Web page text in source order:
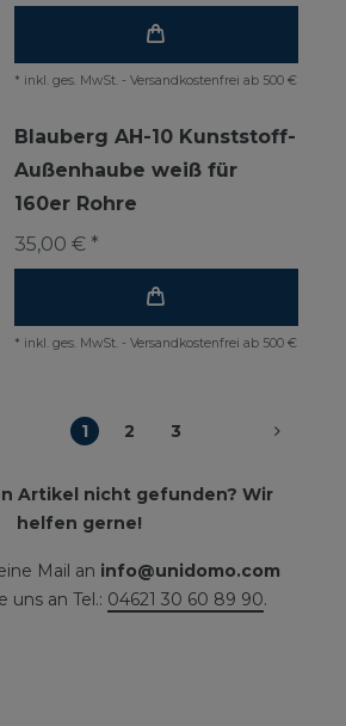
* inkl. ges. MwSt. - Versandkostenfrei ab 500 €
Blauberg AH-10 Kunststoff-
Außenhaube weiß für
160er Rohre
35,00 € *
* inkl. ges. MwSt. - Versandkostenfrei ab 500 €
1 2 3
Artikel nicht gefunden? Wir
helfen gerne!
Mail an info@unidomo.com
uns an Tel.: 04621 30 60 89 90.